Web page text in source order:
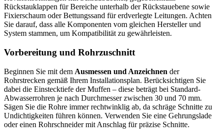
Rückstauklappen für Bereiche unterhalb der Rückstauebene sowie
Fixierschaum oder Bettungssand für erdverlegte Leitungen. Achten
Sie darauf, dass alle Komponenten vom gleichen Hersteller und
System stammen, um Kompatibilität zu gewährleisten.
Vorbereitung und Rohrzuschnitt
Beginnen Sie mit dem Ausmessen und Anzeichnen der
Rohrstrecken gemäß Ihrem Installationsplan. Berücksichtigen Sie
dabei die Einstecktiefe der Muffen – diese beträgt bei Standard-
Abwasserrohren je nach Durchmesser zwischen 30 und 70 mm.
Sägen Sie die Rohre immer rechtwinklig ab, da schräge Schnitte zu
Undichtigkeiten führen können. Verwenden Sie eine Gehrungslade
oder einen Rohrschneider mit Anschlag für präzise Schnitte.